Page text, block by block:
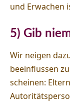
und Erwachen
5) Gib
Wir neigen
beeinflussen
scheinen: